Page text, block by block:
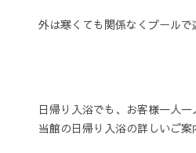
外は寒くても関係なくプール
日帰り入浴でも、お客様一人
当館の日帰り入浴の詳しいご